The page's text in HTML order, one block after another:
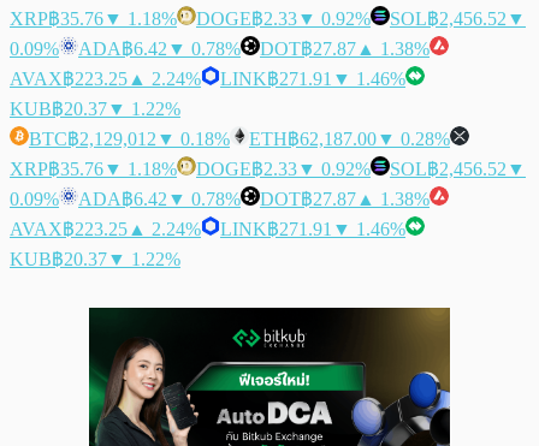
XRP฿35.76▼ 1.18% DOGE฿2.33▼ 0.92% SOL฿2,456.52 ▼
0.09%
ADA฿6.42 ▼ 0.78% DOT฿27.87 ▲ 1.38%
AVAX฿223.25 ▲ 2.24% LINK฿271.91 ▼ 1.46%
KUB฿20.37▼ 1.22%
BTC฿2,129,012 ▼ 0.18% ETH฿62,187.00▼ 0.28%
XRP฿35.76▼ 1.18% DOGE฿2.33▼ 0.92% SOL฿2,456.52 ▼
0.09%
ADA฿6.42 ▼ 0.78% DOT฿27.87 ▲ 1.38%
AVAX฿223.25 ▲ 2.24% LINK฿271.91 ▼ 1.46%
KUB฿20.37▼ 1.22%